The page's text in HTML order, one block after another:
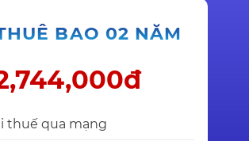
BAO 02 NĂM
thuế qua mạng